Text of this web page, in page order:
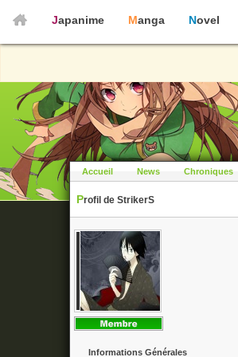
Japanime Manga Novel
Accueil News Chroniques
Profil de StrikerS
Informations Générales